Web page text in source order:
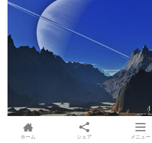
サターンリターンのメッセージ～魂の
（その１
ホーム シェア メニュー